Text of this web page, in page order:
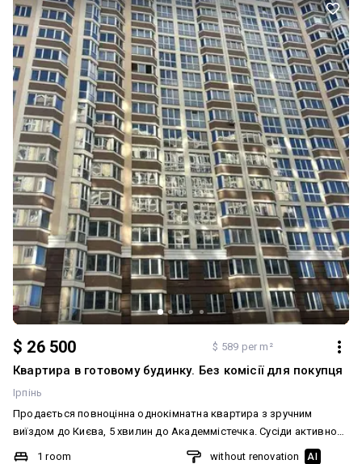
$ 26 500 $ 589 per m²
Квартира в готовому будинку. Без комісії для покупця
Ірпінь
Продається повноцінна однокімнатна квартира з зручним
виїздом до Києва, 5 хвилин до Академмістечка. Сусіди активно
роблять ремон. ЖК знаходиться поруч з лісом. Вся необхідна
1 room
without renovation AI